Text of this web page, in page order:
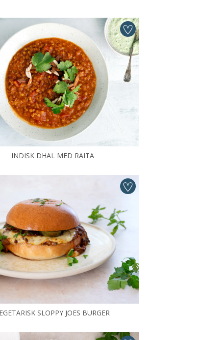
INDISK DHAL MED RAITA
SLOPPY JOES BURGER